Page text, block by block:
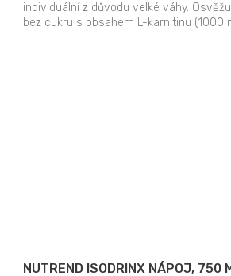
individuální z důvodu velké váhy.
bez cukru s obsahem L-karnitinu (1000
NUTREND ISODRINX NÁPOJ, 750